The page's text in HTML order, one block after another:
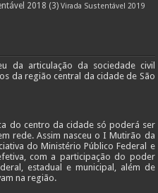
2018 (3) Virada Sustentável 2019
da articulação da sociedade civil
da região central da cidade de São
do centro da cidade só poderá ser
rede. Assim nasceu o I Mutirão da
do Ministério Público Federal e
com a participação do poder
estadual e municipal, além de
na região.